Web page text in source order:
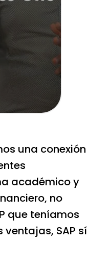
una conexión
académico y
no
que teníamos
SAP sí